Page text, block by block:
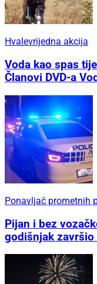
Hvalevrijedna akcija
Voda kao spas
Članovi DVD-a
Ponavljač prometnih
Pijan i bez
godišnjak završio